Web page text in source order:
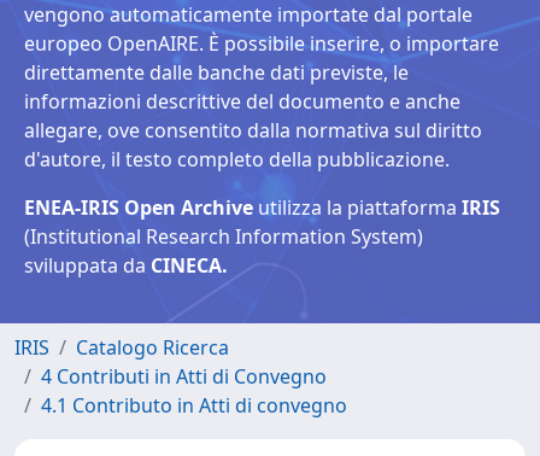
vengono automaticamente importate dal portale
europeo OpenAIRE. È possibile inserire, o importare
direttamente dalle banche dati previste, le
informazioni descrittive del documento e anche
allegare, ove consentito dalla normativa sul diritto
d'autore, il testo completo della pubblicazione.
ENEA-IRIS Open Archive utilizza la piattaforma IRIS
(Institutional Research Information System)
sviluppata da CINECA.
IRIS
Catalogo Ricerca
4 Contributi in Atti di Convegno
4.1 Contributo in Atti di convegno